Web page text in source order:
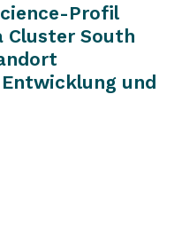
Profil
Cluster South
und